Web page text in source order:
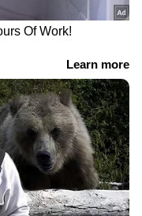
സ്വപ്‌നങ്ങൾ
വീഡിയോ